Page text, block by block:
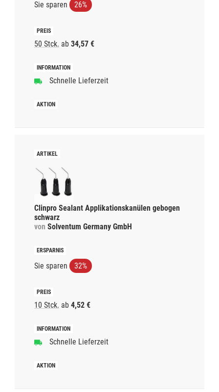
20,00 bis 50,00 €
Sie sparen 26%
50 Stck. ab 34,57 €
Schnelle Lieferzeit
Clinpro Sealant Applikationskanülen gebogen
schwarz
von Solventum Germany GmbH
Sie sparen 32%
10 Stck. ab 4,52 €
Schnelle Lieferzeit